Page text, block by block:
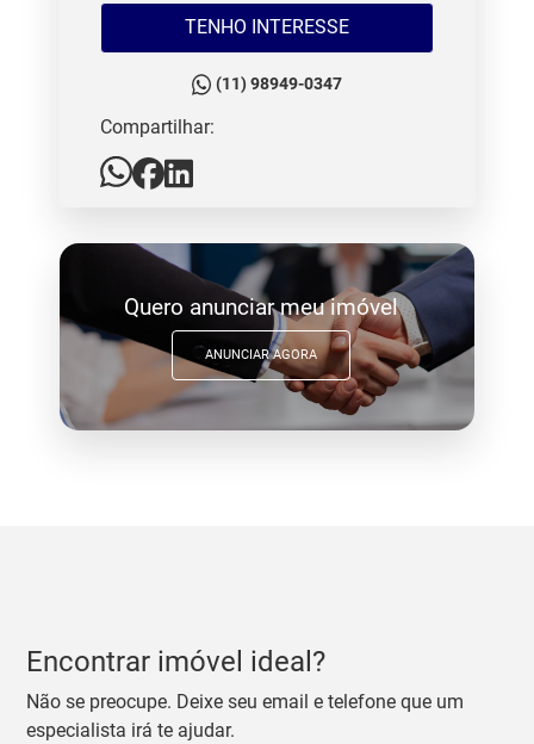
TENHO INTERESSE
(11) 98949-0347
Compartilhar:
Quero anunciar meu imóvel
ANUNCIAR AGORA
Encontrar imóvel ideal?
Não se preocupe. Deixe seu email e telefone que um
especialista irá te ajudar.